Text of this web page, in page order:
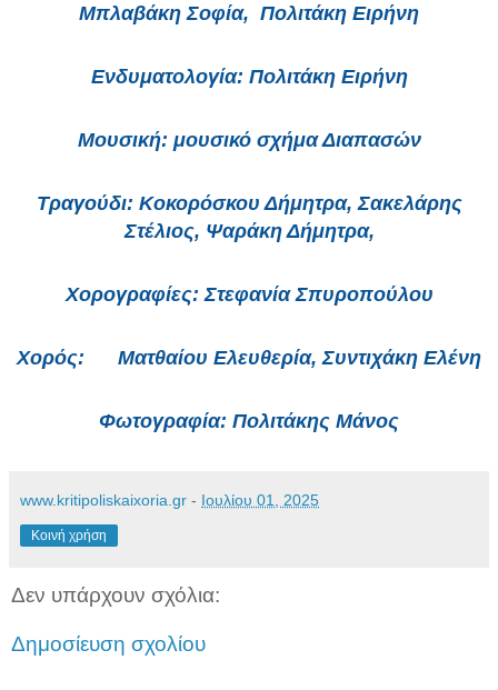
Μπλαβάκη Σοφία, Πολιτάκη Ειρήνη
Eνδυματολογία: Πολιτάκη Ειρήνη
Μουσική: μουσικό σχήμα Διαπασών
Τραγούδι: Κοκορόσκου Δήμητρα, Σακελάρης
Στέλιος, Ψαράκη Δήμητρα,
Χορογραφίες: Στεφανία Σπυροπούλου
Χορός: Ματθαίου Ελευθερία, Συντιχάκη Ελένη
Φωτογραφία: Πολιτάκης Μάνος
www.kritipoliskaixoria.gr - Ιουλίου 01, 2025
Κοινή χρήση
Δεν υπάρχουν σχόλια:
Δημοσίευση σχολίου